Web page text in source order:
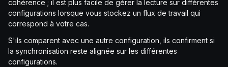
cohérence ; il est plus facile de gérer la lecture sur différentes
configurations lorsque vous stockez un flux de travail qui
correspond à votre cas.
S'ils comparent avec une autre configuration, ils confirment si
la synchronisation reste alignée sur les différentes
configurations.